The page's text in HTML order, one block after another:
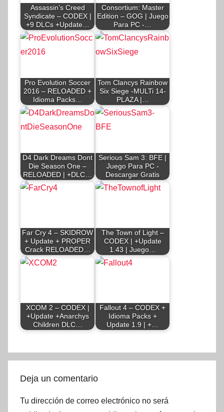
Assassin’s Creed
Syndicate – CODEX |
+9 DLCs +Update…
Consortium: Master
Edition – GOG | Juego
Para PC -…
Pro Evolution Soccer
2016 – RELOADED +
Idioma Packs…
Tom Clancys Rainbow
Six Siege -MULTi 14-
PLAZA |…
D4 Dark Dreams Dont
Die Season One –
RELOADED | +DLC…
Serious Sam 3: BFE |
Juego Para PC -
Descargar Gratis
Far Cry 4 – SKIDROW
+ Update + PROPER
Crack RELOADED…
The Town of Light –
CODEX | +Update
1.43 | Juego…
XCOM 2 – CODEX |
+Update +Anarchys
Children DLC…
Fallout 4 – CODEX +
Idioma Packs +
Update 1.9 | +…
Deja un comentario
Tu dirección de correo electrónico no será